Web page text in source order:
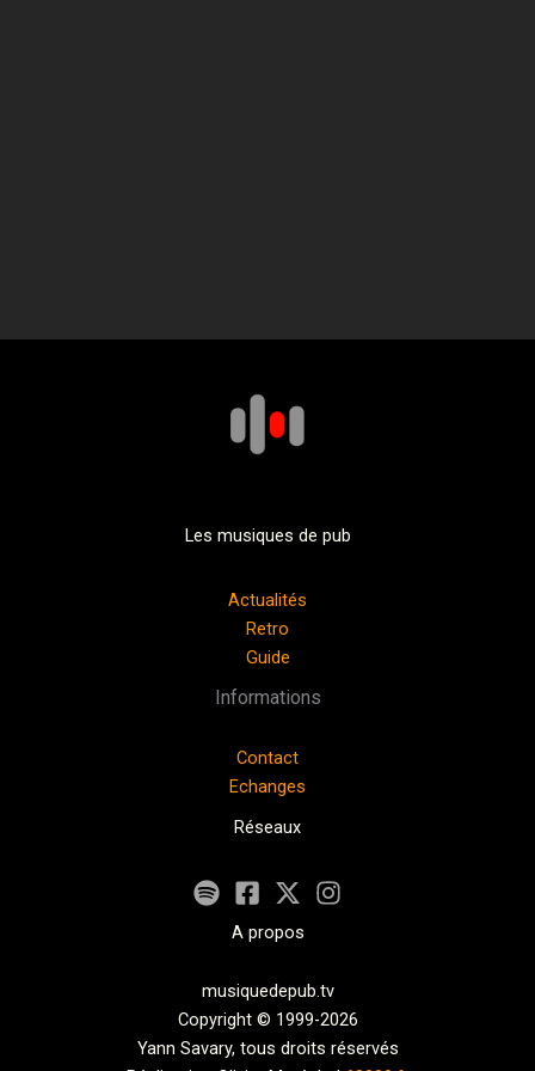
Les musiques de pub
Actualités
Retro
Guide
Informations
Contact
Echanges
Réseaux
A propos
musiquedepub.tv
Copyright © 1999-2026
Yann Savary, tous droits réservés